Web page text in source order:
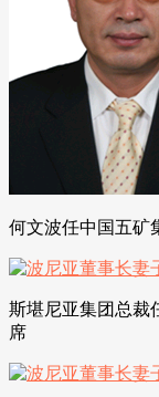
何文波任中国五矿
斯堪尼亚集团总裁
席